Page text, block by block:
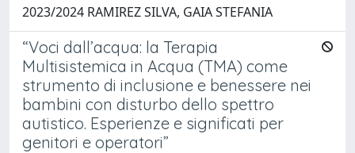
2023/2024 RAMIREZ SILVA, GAIA STEFANIA
“Voci dall’acqua: la Terapia
Multisistemica in Acqua (TMA) come
strumento di inclusione e benessere nei
bambini con disturbo dello spettro
autistico. Esperienze e significati per
genitori e operatori”